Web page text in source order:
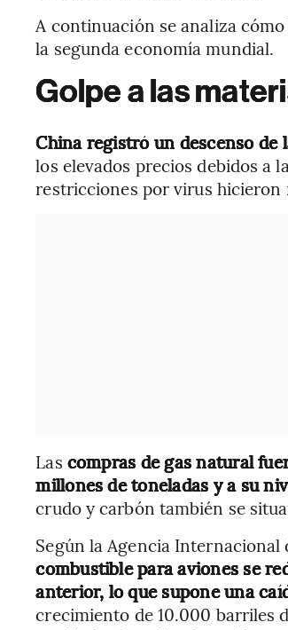
A continuación se analiza
la segunda economía mundial.
Golpe a las
China registró un descenso
los elevados precios debidos a
restricciones por virus hicieron
Las compras de gas natural
millones de toneladas y a su
crudo y carbón también se
Según la Agencia Internacional
combustible para aviones se
anterior, lo que supone una
crecimiento de 10.000 barriles